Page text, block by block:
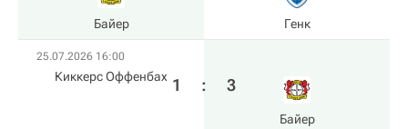
Байер Генк
25.07.2026 16:00
Киккерс Оффенбах 1 : 3
Байер